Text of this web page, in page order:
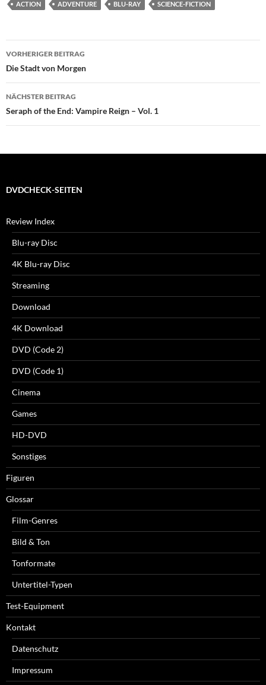
ACTION ADVENTURE BLU-RAY SCIENCE-FICTION
Beitragsnavigation
VORHERIGER BEITRAG
Die Stadt von Morgen
NÄCHSTER BEITRAG
Seraph of the End: Vampire Reign – Vol. 1
DVDCHECK-SEITEN
Review Index
Blu-ray Disc
4K Blu-ray Disc
Streaming
Download
4K Download
DVD (Code 2)
DVD (Code 1)
Cinema
Games
HD-DVD
Sonstiges
Figuren
Glossar
Film-Genres
Bild & Ton
Tonformate
Untertitel-Typen
Test-Equipment
Kontakt
Datenschutz
Impressum